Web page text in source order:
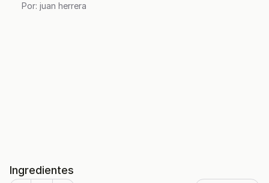
Por: juan herrera
Ingredientes